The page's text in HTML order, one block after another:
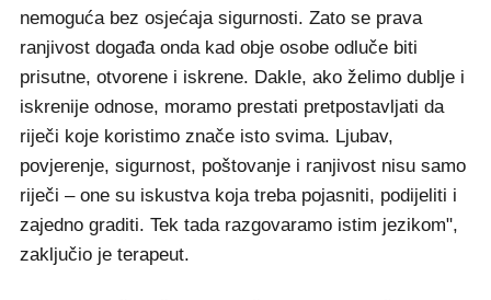
nemoguća bez osjećaja sigurnosti. Zato se prava
ranjivost događa onda kad obje osobe odluče biti
prisutne, otvorene i iskrene. Dakle, ako želimo dublje i
iskrenije odnose, moramo prestati pretpostavljati da
riječi koje koristimo znače isto svima. Ljubav,
povjerenje, sigurnost, poštovanje i ranjivost nisu samo
riječi – one su iskustva koja treba pojasniti, podijeliti i
zajedno graditi. Tek tada razgovaramo istim jezikom",
zaključio je terapeut.